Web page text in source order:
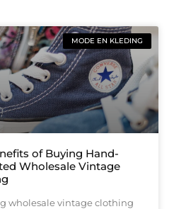
MODE EN KLEDING
of Buying Hand-
Wholesale Vintage
wholesale vintage clothing